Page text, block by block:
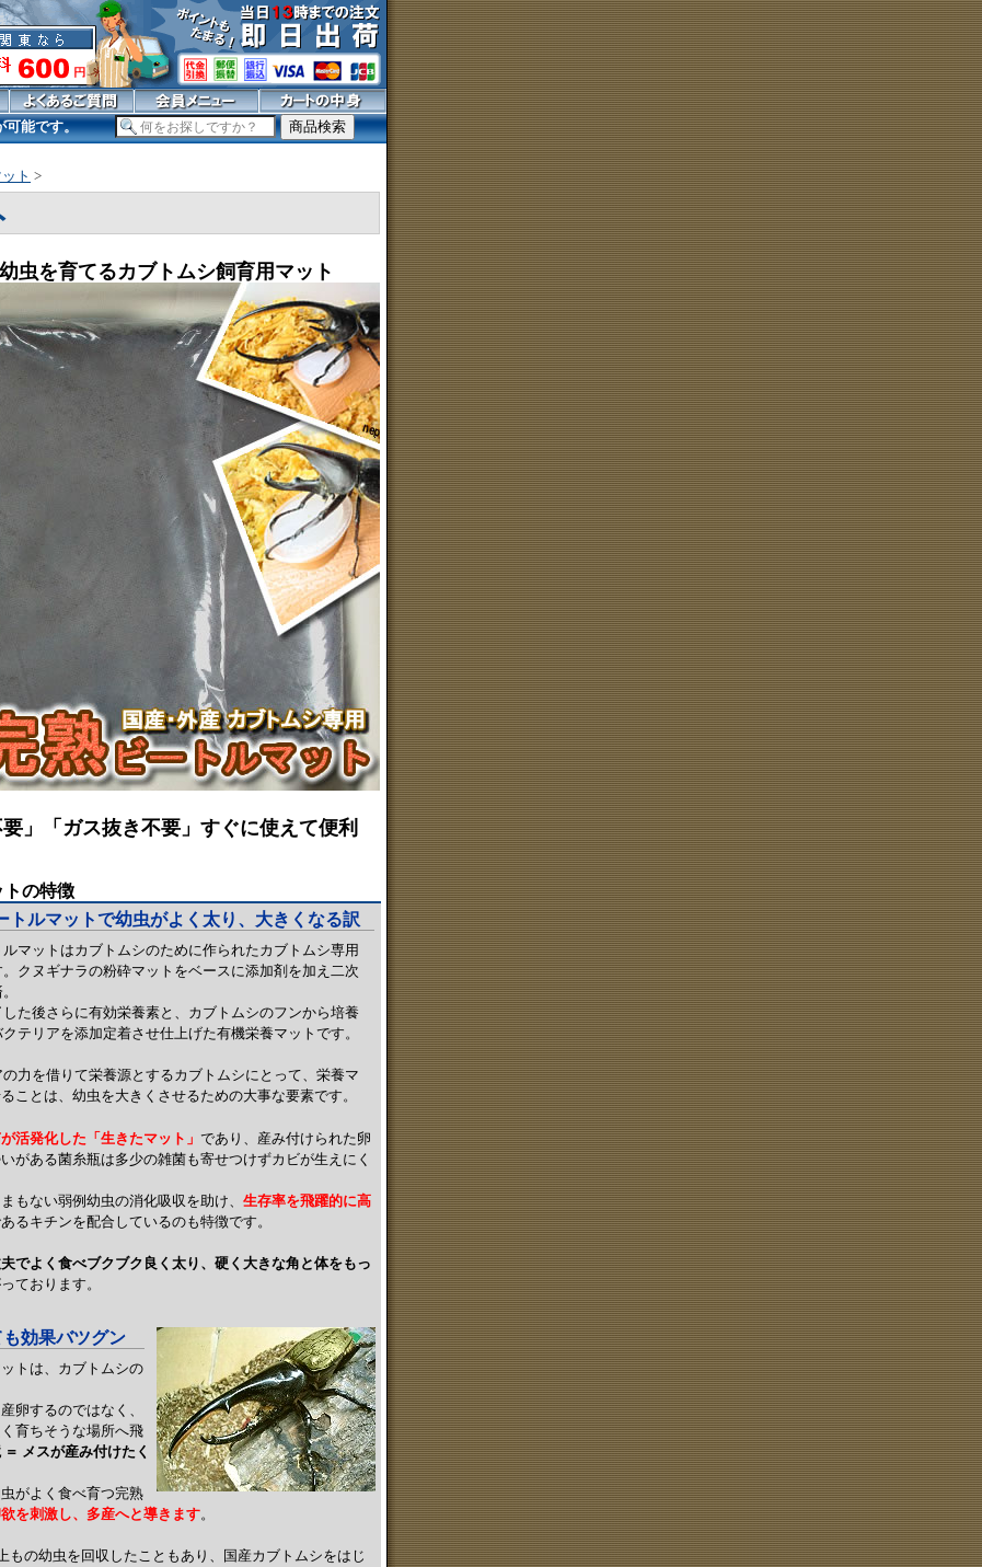
ト >
虫を育てるカブトムシ飼育用マット
」「ガス抜き不要」すぐに使えて便利
の特徴
トルマットで幼虫がよく太り、大きくなる訳
マットはカブトムシのために作られたカブトムシ専用
。クヌギナラの粉砕マットをベースに添加剤を加え二次
た後さらに有効栄養素と、カブトムシのフンから培養
テリアを添加定着させ仕上げた有機栄養マットです。
力を借りて栄養源とするカブトムシにとって、栄養マ
ことは、幼虫を大きくさせるための大事な要素です。
活発化した「生きたマット」 であり、産み付けられた卵
がある菌糸瓶は多少の雑菌も寄せつけずカビが生えにく
もない弱例幼虫の消化吸収を助け、 生存率を飛躍的に高
るキチンを配合しているのも特徴です。
でよく食べブクブク良く太り、硬く大きな角と体をもっ
ております。
効果バツグン
トは、カブトムシの
卵するのではなく、
育ちそうな場所へ飛
メスが産み付けたく
がよく食べ育つ完熟
を刺激し、多産へと導きます。
の幼虫を回収したこともあり、国産カブトムシをはじ
可能です。